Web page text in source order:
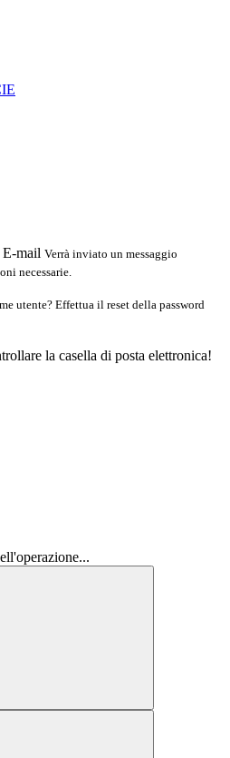
E-mail Verrà inviato un messaggio
necessarie.
utente? Effettua il reset della password
la casella di posta elettronica!